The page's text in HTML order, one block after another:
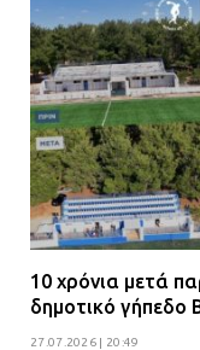
10 χρόνια μετά
δημοτικό γήπεδο
27.07.2026 | 20:49